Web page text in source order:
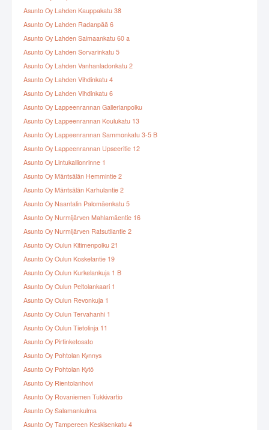
Asunto Oy Lahden Kauppakatu 38
Asunto Oy Lahden Radanpää 6
Asunto Oy Lahden Saimaankatu 60 a
Asunto Oy Lahden Sorvarinkatu 5
Asunto Oy Lahden Vanhanladonkatu 2
Asunto Oy Lahden Vihdinkatu 4
Asunto Oy Lahden Vihdinkatu 6
Asunto Oy Lappeenrannan Gallerianpolku
Asunto Oy Lappeenrannan Koulukatu 13
Asunto Oy Lappeenrannan Sammonkatu 3-5 B
Asunto Oy Lappeenrannan Upseeritie 12
Asunto Oy Lintukallionrinne 1
Asunto Oy Mäntsälän Hemmintie 2
Asunto Oy Mäntsälän Karhulantie 2
Asunto Oy Naantalin Palomäenkatu 5
Asunto Oy Nurmijärven Mahlamäentie 16
Asunto Oy Nurmijärven Ratsutilantie 2
Asunto Oy Oulun Kitimenpolku 21
Asunto Oy Oulun Koskelantie 19
Asunto Oy Oulun Kurkelankuja 1 B
Asunto Oy Oulun Peltolankaari 1
Asunto Oy Oulun Revonkuja 1
Asunto Oy Oulun Tervahanhi 1
Asunto Oy Oulun Tietolinja 11
Asunto Oy Pirtinketosato
Asunto Oy Pohtolan Kynnys
Asunto Oy Pohtolan Kytö
Asunto Oy Rientolanhovi
Asunto Oy Rovaniemen Tukkivartio
Asunto Oy Salamankulma
Asunto Oy Tampereen Keskisenkatu 4